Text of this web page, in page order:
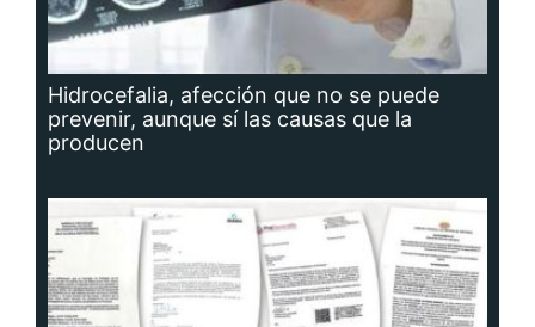
Hidrocefalia, afección que no se puede
prevenir, aunque sí las causas que la
producen